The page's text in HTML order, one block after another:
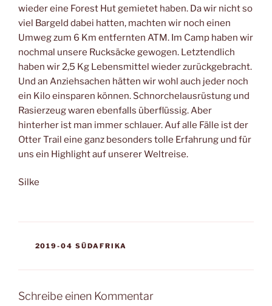
wieder eine Forest Hut gemietet haben. Da wir nicht so
viel Bargeld dabei hatten, machten wir noch einen
Umweg zum 6 Km entfernten ATM. Im Camp haben wir
nochmal unsere Rucksäcke gewogen. Letztendlich
haben wir 2,5 Kg Lebensmittel wieder zurückgebracht.
Und an Anziehsachen hätten wir wohl auch jeder noch
ein Kilo einsparen können. Schnorchelausrüstung und
Rasierzeug waren ebenfalls überflüssig. Aber
hinterher ist man immer schlauer. Auf alle Fälle ist der
Otter Trail eine ganz besonders tolle Erfahrung und für
uns ein Highlight auf unserer Weltreise.
Silke
KATEGORIEN
2019-04 SÜDAFRIKA
Schreibe einen Kommentar